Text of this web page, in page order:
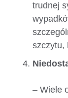
trudnej
szczytu,
– Wiele